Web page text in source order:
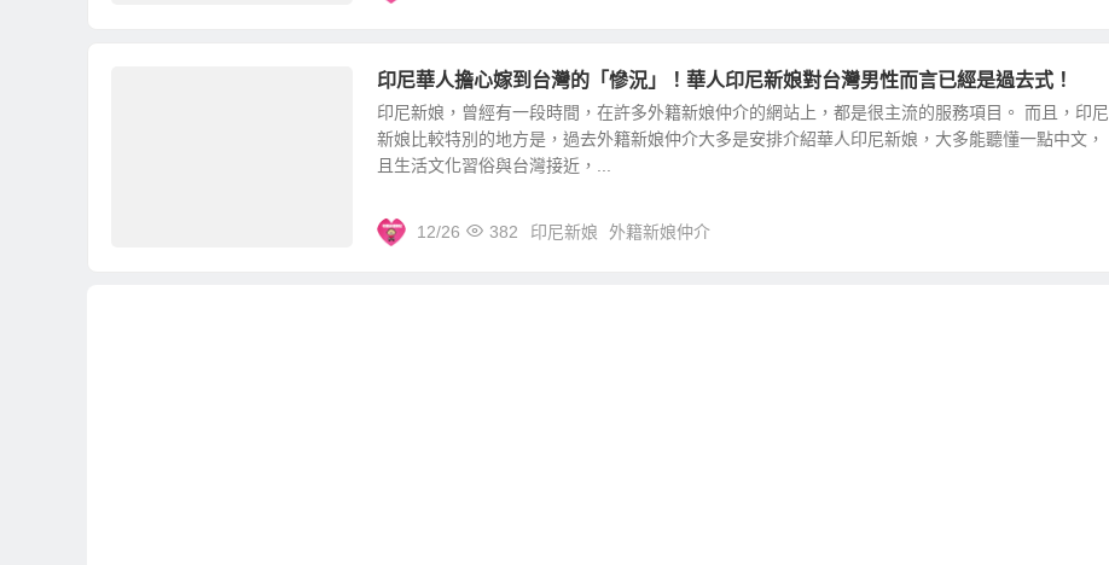
印尼華人擔心嫁到台灣的「慘況」！華人印尼新娘對台灣男性而言已經是過去式！
印尼新娘，曾經有一段時間，在許多外籍新娘仲介的網站上，都是很主流的服務項目。 而且，印尼
新娘比較特別的地方是，過去外籍新娘仲介大多是安排介紹華人印尼新娘，大多能聽懂一點中文，
且生活文化習俗與台灣接近，...
12/26 382 印尼新娘 外籍新娘仲介